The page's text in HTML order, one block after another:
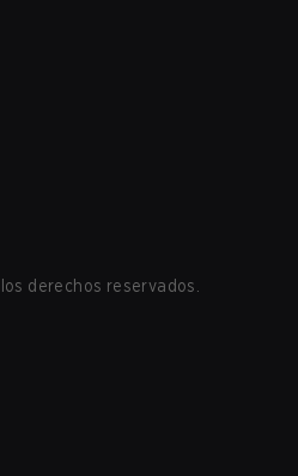
derechos reservados.